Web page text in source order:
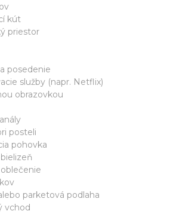
kút
priestor
posedenie
služby (napr. Netflix)
obrazovkou
posteli
pohovka
parketová podlaha
vchod